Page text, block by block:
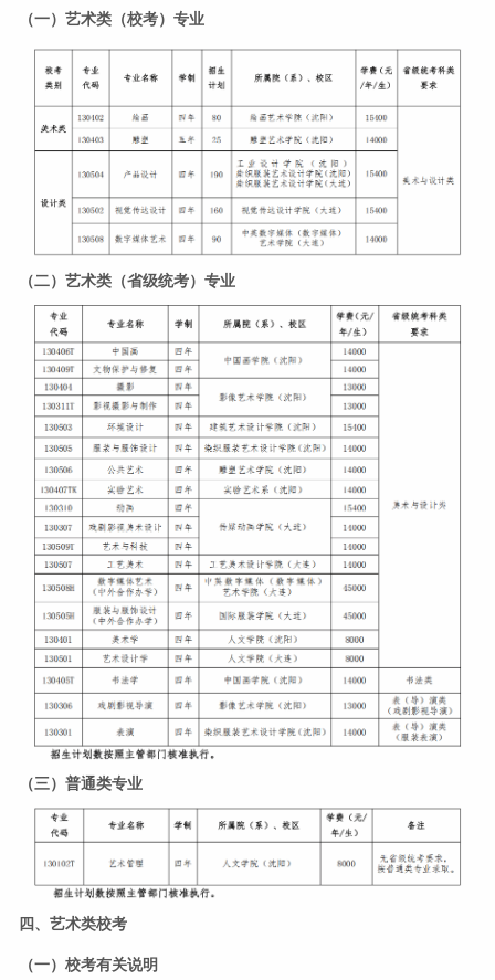
（一）艺术类（校考）专业
（二）艺术类（省级统考）专业
（三）普通类专业
四、艺术类校考
（一）校考有关说明